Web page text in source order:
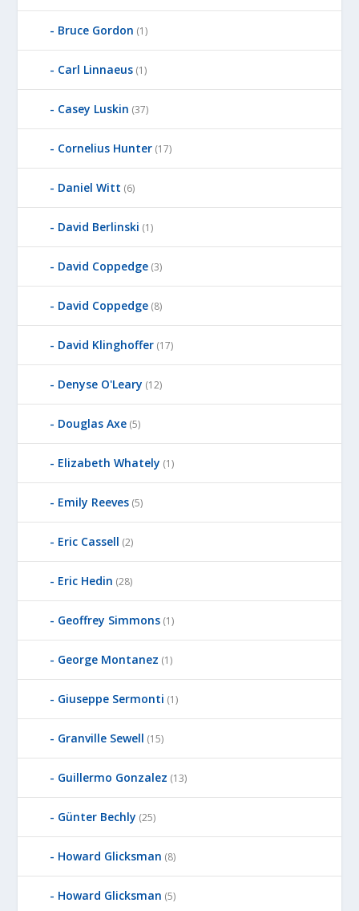
Bruce Gordon (1)
Carl Linnaeus (1)
Casey Luskin (37)
Cornelius Hunter (17)
Daniel Witt (6)
David Berlinski (1)
David Coppedge (3)
David Coppedge (8)
David Klinghoffer (17)
Denyse O'Leary (12)
Douglas Axe (5)
Elizabeth Whately (1)
Emily Reeves (5)
Eric Cassell (2)
Eric Hedin (28)
Geoffrey Simmons (1)
George Montanez (1)
Giuseppe Sermonti (1)
Granville Sewell (15)
Guillermo Gonzalez (13)
Günter Bechly (25)
Howard Glicksman (8)
Howard Glicksman (5)